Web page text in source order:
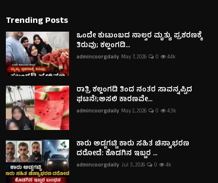
Trending Posts
ಒಂದೇ ಕುಟುಂಬದ ನಾಲ್ವರ ಮೃತ್ಯು ಪ್ರಕರಣಕ್ಕೆ
ತಿರುವು; ಕಲ್ಲಂಗಡಿ...
admincoorgdaily May 7, 2026 0 4.4k
ರಾತ್ರಿ ಕಲ್ಲಂಗಡಿ ತಿಂದ ನಂತರ ಸಾವನ್ನಪ್ಪಿದ
ಘಟನೆ!;ಅಸಲಿ ಕಾರಣವೇ...
admincoorgdaily May 2, 2026 0 4.3k
ಕಾರು ಅಡ್ಡಗಟ್ಟಿ ಕಾರು ಸಹಿತ ಚಿನ್ನಾಭರಣ
ದರೋಡೆ: ಕೊಡಗಿನ ಇಬ್ಬರ ...
admincoorgdaily Jul 3, 2026 0 4k